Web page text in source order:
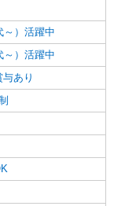
～）活躍中
～）活躍中
あり